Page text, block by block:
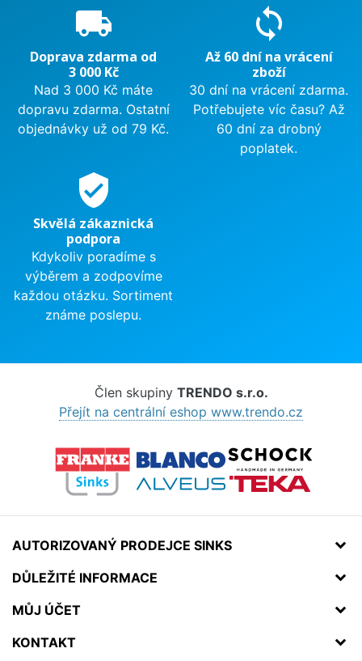
local_shipping
Doprava zdarma od
3 000 Kč
Nad 3 000 Kč máte
dopravu zdarma. Ostatní
objednávky už od 79 Kč.
sync
Až 60 dní na vrácení
zboží
30 dní na vrácení zdarma.
Potřebujete víc času? Až
60 dní za drobný
poplatek.
verified_user
Skvělá zákaznická
podpora
Kdykoliv poradíme s
výběrem a zodpovíme
každou otázku. Sortiment
známe poslepu.
Člen skupiny TRENDO s.r.o.
Přejít na centrální eshop www.trendo.cz
AUTORIZOVANÝ PRODEJCE SINKS
DŮLEŽITÉ INFORMACE
MŮJ ÚČET
KONTAKT